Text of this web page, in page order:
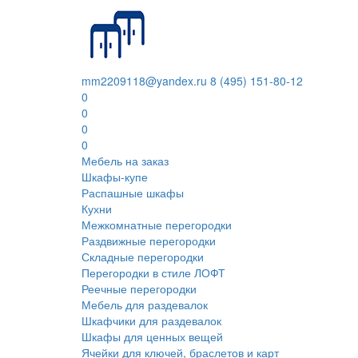
mm2209118@yandex.ru 8 (495) 151-80-12
0
0
0
0
Мебель на заказ
Шкафы-купе
Распашные шкафы
Кухни
Межкомнатные перегородки
Раздвижные перегородки
Складные перегородки
Перегородки в стиле ЛОФТ
Реечные перегородки
Мебель для раздевалок
Шкафчики для раздевалок
Шкафы для ценных вещей
Ячейки для ключей, браслетов и карт